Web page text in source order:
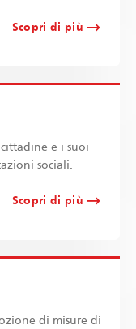
Scopri di più
e i suoi
sociali.
Scopri di più
di misure di